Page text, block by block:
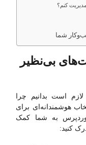
کنم؟
شما
بی‌نظیر
است بدانیم چرا
هوشمندانه‌ای برای
به شما کمک
کنید: